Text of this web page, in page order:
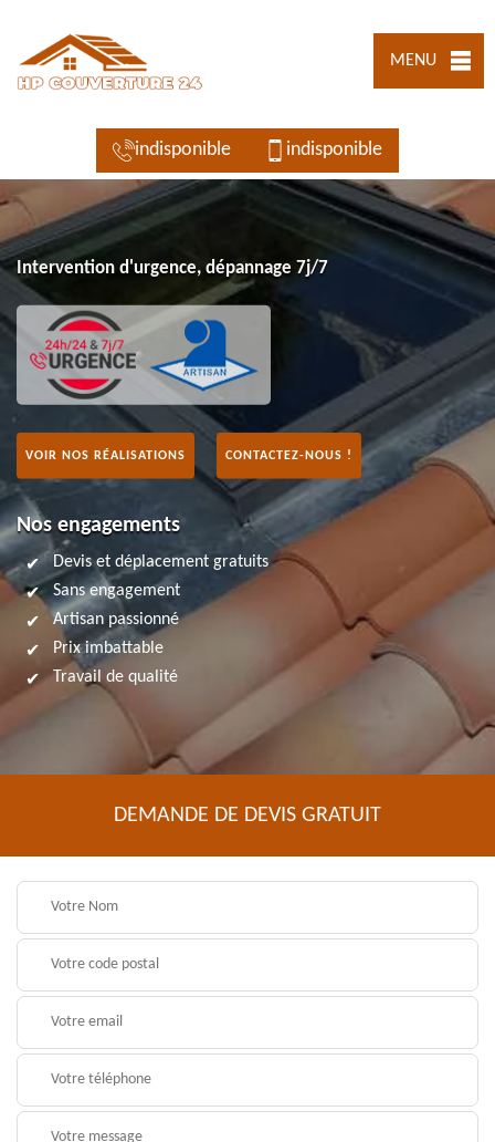
MENU
indisponible indisponible
Intervention d'urgence, dépannage 7j/7
VOIR NOS RÉALISATIONS CONTACTEZ-NOUS !
Nos engagements
Devis et déplacement gratuits
Sans engagement
Artisan passionné
Prix imbattable
Travail de qualité
DEMANDE DE DEVIS GRATUIT